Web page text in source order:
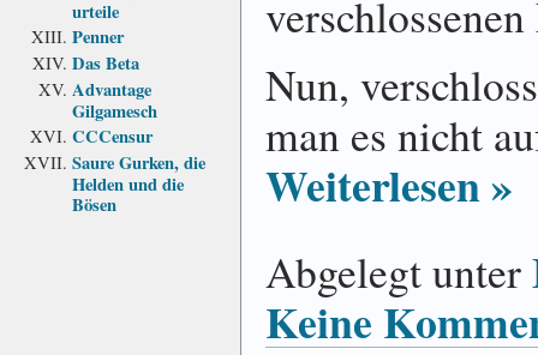
urteile
Penner
Das Beta
Advantage
Gilgamesch
CCCensur
Saure Gurken, die
Helden und die
Bösen
Nun,
man es nicht
Weiterlesen »
Abgelegt unter
Keine